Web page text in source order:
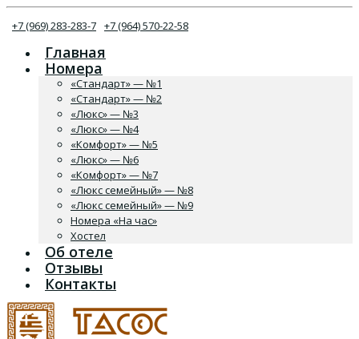
+7 (969) 283-283-7 +7 (964) 570-22-58
Главная
Номера
«Стандарт» — №1
«Стандарт» — №2
«Люкс» — №3
«Люкс» — №4
«Комфорт» — №5
«Люкс» — №6
«Комфорт» — №7
«Люкс семейный» — №8
«Люкс семейный» — №9
Номера «На час»
Хостел
Об отеле
Отзывы
Контакты